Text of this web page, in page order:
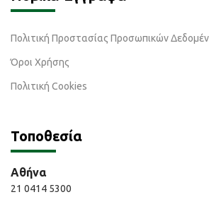
Πολιτική Προστασίας Προσωπικών
Όροι Χρήσης
Πολιτική Cookies
Τοποθεσία
Αθήνα
21 0414 5300